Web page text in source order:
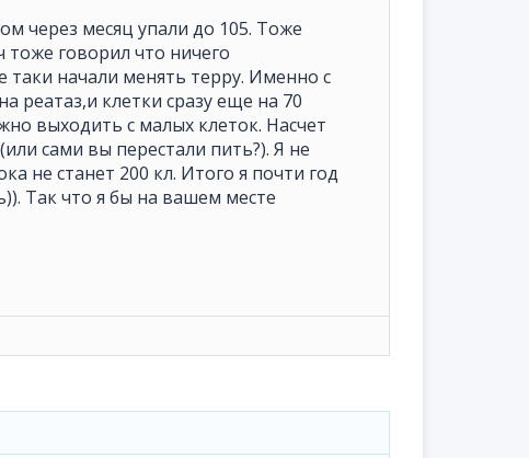
через месяц упали до 105. Тоже
тоже говорил что ничего
таки начали менять терру. Именно с
реатаз,и клетки сразу еще на 70
выходить с малых клеток. Насчет
сами вы перестали пить?). Я не
не станет 200 кл. Итого я почти год
Так что я бы на вашем месте